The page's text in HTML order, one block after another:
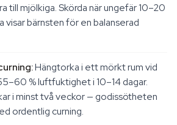
till mjölkiga. Skörda när ungefär 10–20
visar bärnsten för en balanserad
Hängtorka i ett mörkt rum vid
% luftfuktighet i 10–14 dagar.
i minst två veckor — godissötheten
ordentlig curning.